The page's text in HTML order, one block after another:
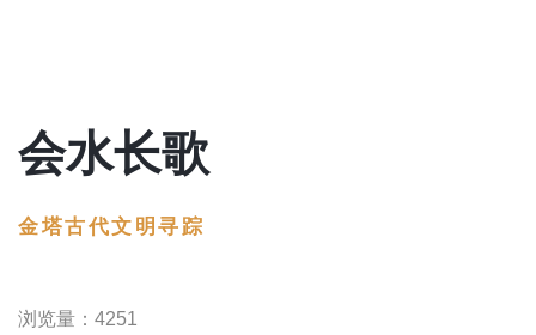
会水长歌
金塔古代文明寻踪
浏览量：4251